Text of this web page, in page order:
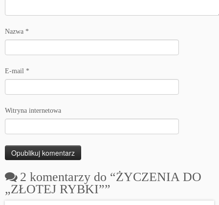
Nazwa *
E-mail *
Witryna internetowa
2 komentarzy do “ŻYCZENIA DO
„ZŁOTEJ RYBKI””